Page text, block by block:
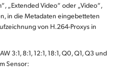
„Extended Video“ oder „Video“,
in die Metadaten eingebetteten
von H.264-Proxys in
3:1, 8:1, 12:1, 18:1, Q0, Q1, Q3 und
Sensor: